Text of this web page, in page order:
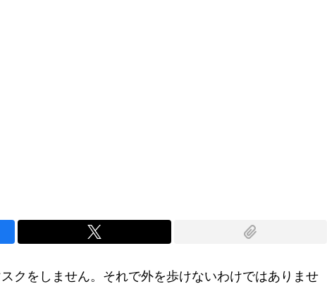
クをしません。それで外を歩けないわけではありませ